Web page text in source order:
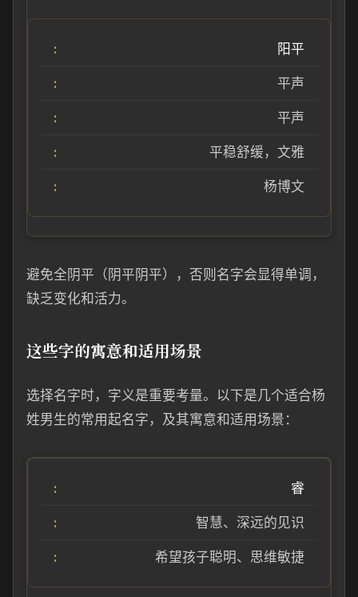
阳平
平声
平声
平稳舒缓，文雅
杨博文
避免全阴平（阴平阴平），否则名字会显得单调，
缺乏变化和活力。
这些字的寓意和适用场景
选择名字时，字义是重要考量。以下是几个适合杨
姓男生的常用起名字，及其寓意和适用场景：
睿
智慧、深远的见识
希望孩子聪明、思维敏捷